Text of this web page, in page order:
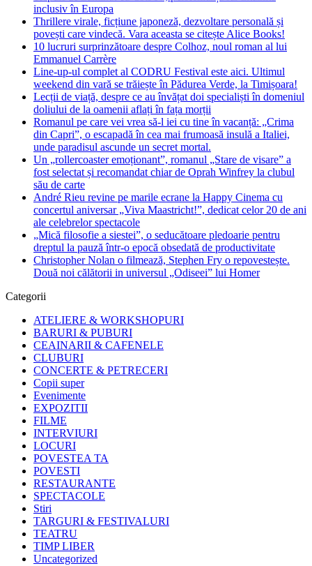
inclusiv în Europa
Thrillere virale, ficțiune japoneză, dezvoltare personală și
povești care vindecă. Vara aceasta se citește Alice Books!
10 lucruri surprinzătoare despre Colhoz, noul roman al lui
Emmanuel Carrère
Line-up-ul complet al CODRU Festival este aici. Ultimul
weekend din vară se trăiește în Pădurea Verde, la Timișoara!
Lecții de viață, despre ce au învățat doi specialiști în domeniul
doliului de la oamenii aflați în fața morții
Romanul pe care vei vrea să-l iei cu tine în vacanță: „Crima
din Capri”, o escapadă în cea mai frumoasă insulă a Italiei,
unde paradisul ascunde un secret mortal.
Un „rollercoaster emoționant”, romanul „Stare de visare” a
fost selectat și recomandat chiar de Oprah Winfrey la clubul
său de carte
André Rieu revine pe marile ecrane la Happy Cinema cu
concertul aniversar „Viva Maastricht!”, dedicat celor 20 de ani
ale celebrelor spectacole
„Mică filosofie a siestei”, o seducătoare pledoarie pentru
dreptul la pauză într-o epocă obsedată de productivitate
Christopher Nolan o filmează, Stephen Fry o repovestește.
Două noi călătorii in universul „Odiseei” lui Homer
Categorii
ATELIERE & WORKSHOPURI
BARURI & PUBURI
CEAINARII & CAFENELE
CLUBURI
CONCERTE & PETRECERI
Copii super
Evenimente
EXPOZITII
FILME
INTERVIURI
LOCURI
POVESTEA TA
POVESTI
RESTAURANTE
SPECTACOLE
Stiri
TARGURI & FESTIVALURI
TEATRU
TIMP LIBER
Uncategorized